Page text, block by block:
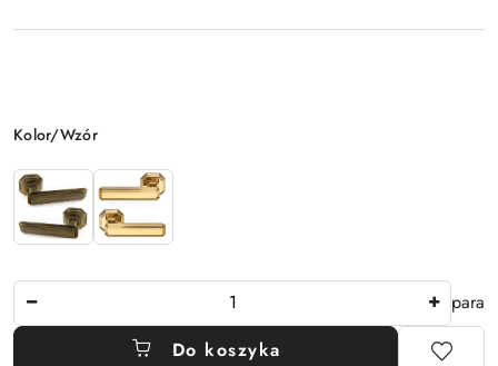
Wariant
Kolor/Wzór
para
Do koszyka